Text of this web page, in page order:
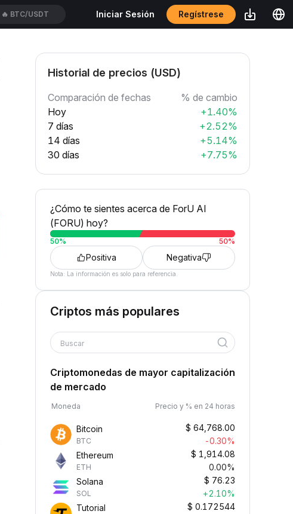
🔥 TUTUSDT Iniciar Sesión Regístrese
Historial de precios (USD)
Comparación de fechas
% de cambio
Hoy
+1.40%
7 días
+2.52%
14 días
+5.14%
30 días
+7.75%
¿Cómo te sientes acerca de ForU AI
(FORU) hoy?
50% 50%
Positiva Negativa
Nota: La información es solo para referencia.
Criptos más populares
Buscar
Criptomonedas de mayor capitalización
de mercado
Moneda Precio y % en 24 horas
Bitcoin
BTC
$ 64,768.00
-0.30%
Ethereum
ETH
$ 1,914.08
0.00%
Solana
SOL
$ 76.23
+2.10%
Tutorial
$ 0.172544